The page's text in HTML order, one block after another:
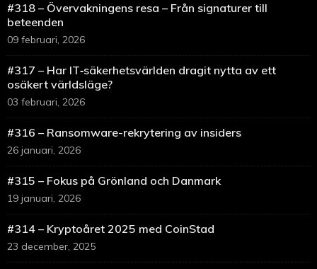
#318 – Övervakningens resa – Från signaturer till
beteenden
09 februari, 2026
#317 – Har IT‑säkerhetsvärlden dragit nytta av ett
osäkert världsläge?
03 februari, 2026
#316 – Ransomware-rekrytering av insiders
26 januari, 2026
#315 – Fokus på Grönland och Danmark
19 januari, 2026
#314 – Kryptoåret 2025 med CoinStad
23 december, 2025